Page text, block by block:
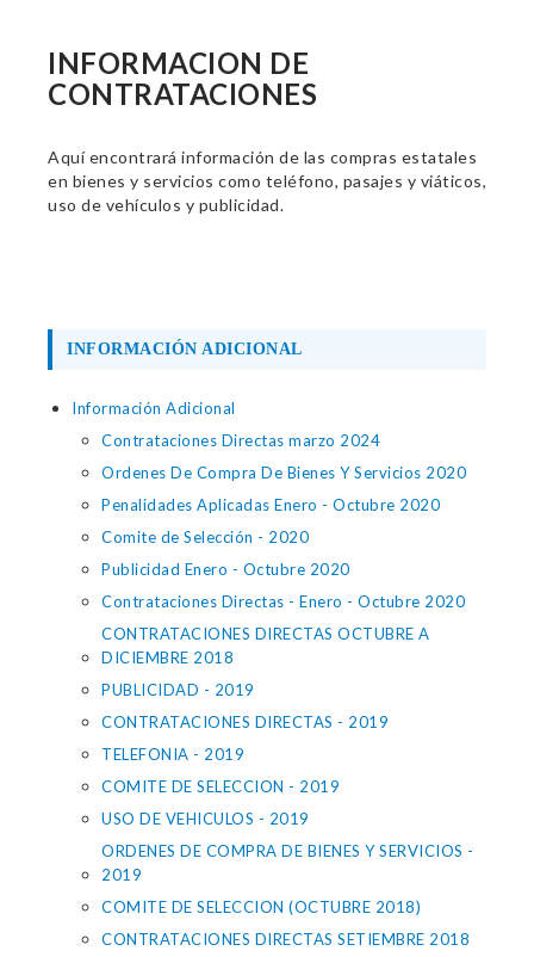
INFORMACION DE
CONTRATACIONES
Aquí encontrará información de las compras estatales
en bienes y servicios como teléfono, pasajes y viáticos,
uso de vehículos y publicidad.
INFORMACIÓN ADICIONAL
Información Adicional
Contrataciones Directas marzo 2024
Ordenes De Compra De Bienes Y Servicios 2020
Penalidades Aplicadas Enero - Octubre 2020
Comite de Selección - 2020
Publicidad Enero - Octubre 2020
Contrataciones Directas - Enero - Octubre 2020
CONTRATACIONES DIRECTAS OCTUBRE A
DICIEMBRE 2018
PUBLICIDAD - 2019
CONTRATACIONES DIRECTAS - 2019
TELEFONIA - 2019
COMITE DE SELECCION - 2019
USO DE VEHICULOS - 2019
ORDENES DE COMPRA DE BIENES Y SERVICIOS -
2019
COMITE DE SELECCION (OCTUBRE 2018)
CONTRATACIONES DIRECTAS SETIEMBRE 2018